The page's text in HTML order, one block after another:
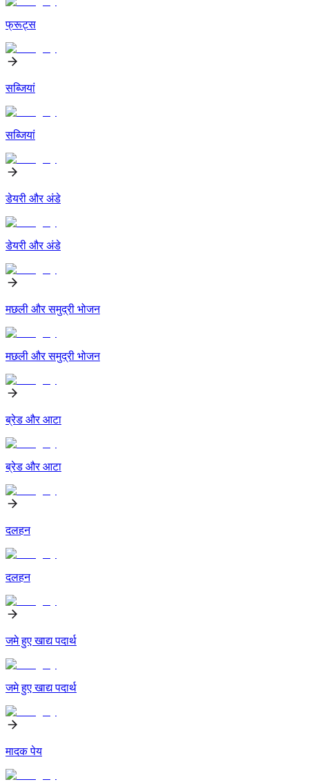
फ्रूट्स
सब्जियां
सब्जियां
डेयरी और अंडे
डेयरी और अंडे
मछली और समुद्री भोजन
मछली और समुद्री भोजन
ब्रेड और आटा
ब्रेड और आटा
दलहन
दलहन
जमे हुए खाद्य पदार्थ
जमे हुए खाद्य पदार्थ
मादक पेय